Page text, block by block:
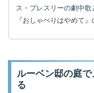
ス・プレスリーの劇中歌
『おしゃべりはやめて
ルーベン邸の庭
る